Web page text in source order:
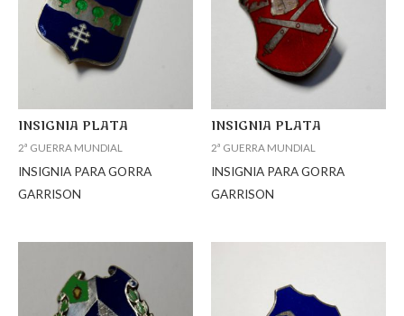
INSIGNIA PLATA
2ª GUERRA MUNDIAL
INSIGNIA PARA GORRA
GARRISON
INSIGNIA PLATA
2ª GUERRA MUNDIAL
INSIGNIA PARA GORRA
GARRISON